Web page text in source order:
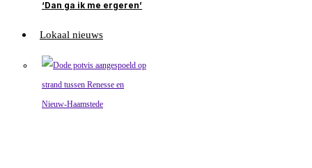
‘Dan ga ik me ergeren’
Lokaal nieuws